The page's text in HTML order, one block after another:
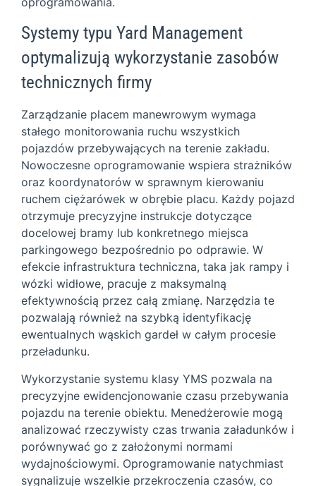
Systemy typu Yard Management
optymalizują wykorzystanie zasobów
technicznych firmy
Zarządzanie placem manewrowym wymaga
stałego monitorowania ruchu wszystkich
pojazdów przebywających na terenie zakładu.
Nowoczesne oprogramowanie wspiera strażników
oraz koordynatorów w sprawnym kierowaniu
ruchem ciężarówek w obrębie placu. Każdy pojazd
otrzymuje precyzyjne instrukcje dotyczące
docelowej bramy lub konkretnego miejsca
parkingowego bezpośrednio po odprawie. W
efekcie infrastruktura techniczna, taka jak rampy i
wózki widłowe, pracuje z maksymalną
efektywnością przez całą zmianę. Narzędzia te
pozwalają również na szybką identyfikację
ewentualnych wąskich gardeł w całym procesie
przeładunku.
Wykorzystanie systemu klasy YMS pozwala na
precyzyjne ewidencjonowanie czasu przebywania
pojazdu na terenie obiektu. Menedżerowie mogą
analizować rzeczywisty czas trwania załadunków i
porównywać go z założonymi normami
wydajnościowymi. Oprogramowanie natychmiast
sygnalizuje wszelkie przekroczenia czasów, co